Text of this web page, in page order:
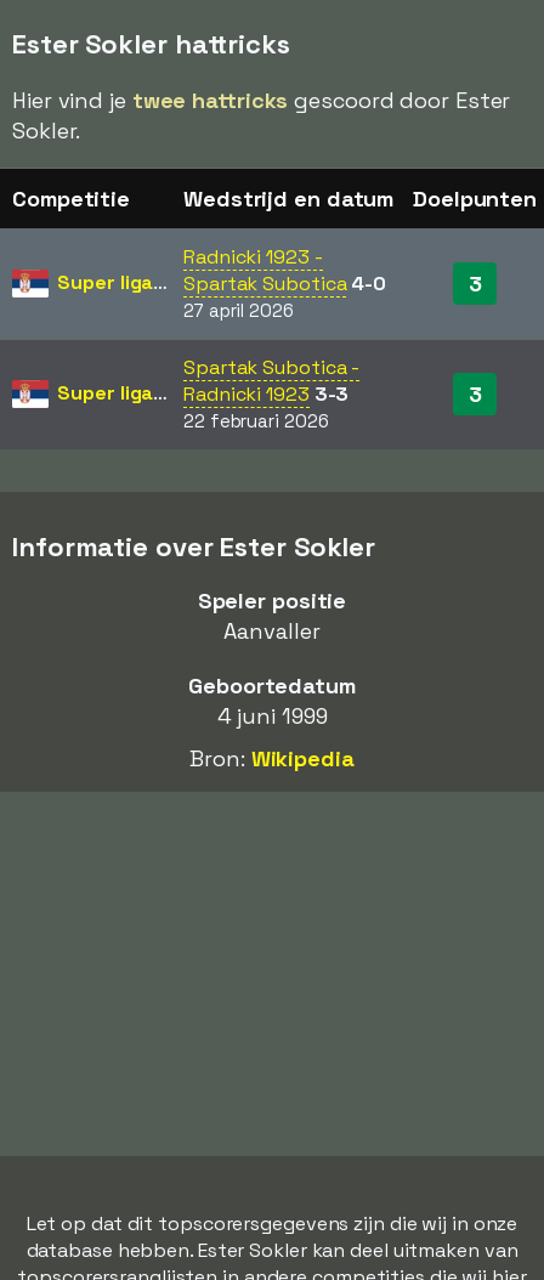
Ester Sokler hattricks
Hier vind je twee hattricks gescoord door Ester
Sokler.
Competitie Wedstrijd en datum Doelpunten
Super liga Srbije
Radnicki 1923 -
Spartak Subotica 4-0
27 april 2026
3
Super liga Srbije
Spartak Subotica -
Radnicki 1923 3-3
22 februari 2026
3
Informatie over Ester Sokler
Speler positie
Aanvaller
Geboortedatum
4 juni 1999
Bron: Wikipedia
Let op dat dit topscorersgegevens zijn die wij in onze
database hebben. Ester Sokler kan deel uitmaken van